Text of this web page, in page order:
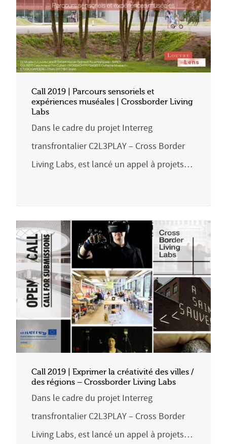
Call 2019 | Parcours sensoriels et
expériences muséales | Crossborder Living
Labs
Dans le cadre du projet Interreg
transfrontalier C2L3PLAY – Cross Border
Living Labs, est lancé un appel à projets…
Call 2019 | Exprimer la créativité des villes /
des régions – Crossborder Living Labs
Dans le cadre du projet Interreg
transfrontalier C2L3PLAY – Cross Border
Living Labs, est lancé un appel à projets…